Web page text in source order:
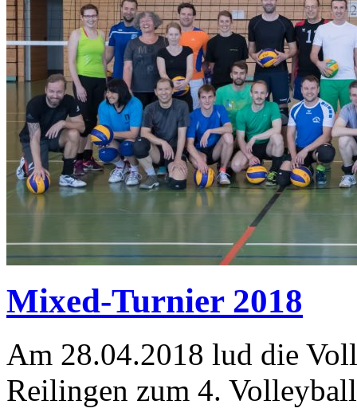
Mixed-Turnier 2018
Am 28.04.2018 lud die
Reilingen zum 4.